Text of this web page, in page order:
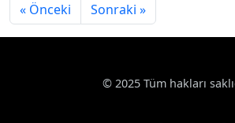
« Önceki Sonraki »
© 2025 Tüm hakları